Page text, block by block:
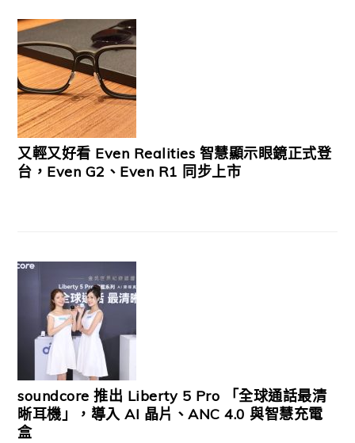
又輕又好看 Even Realities 智慧顯示眼鏡正式登
台，Even G2、Even R1 同步上市
soundcore 推出 Liberty 5 Pro 「全球通話最清
晰耳機」，導入 AI 晶片、ANC 4.0 與智慧充電
盒